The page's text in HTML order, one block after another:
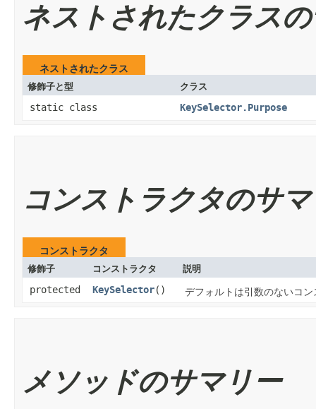
ネストされたクラス
ネストされたクラス
修飾子と型 クラス
static class KeySelector.Purpose
コンストラクタのサ
コンストラクタ
修飾子 コンストラクタ 説明
protected KeySelector() デフォルトは引数のないコ
メソッドのサマリー